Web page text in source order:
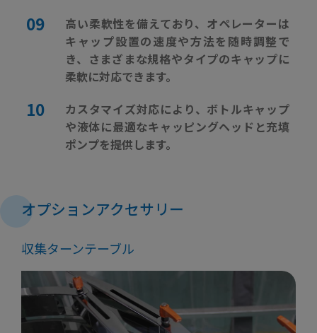
高い柔軟性を備えており、オペレーターは
キャップ設置の速度や方法を随時調整で
き、さまざまな規格やタイプのキャップに
柔軟に対応できます。
カスタマイズ対応により、ボトルキャップ
や液体に最適なキャッピングヘッドと充填
ポンプを提供します。
オプションアクセサリー
収集ターンテーブル